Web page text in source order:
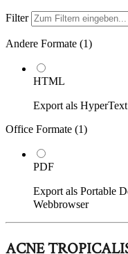
Filter
Andere Formate (1)
HTML
Export als
Office Formate (1)
PDF
Export als Portable
Webbrowser
ACNE